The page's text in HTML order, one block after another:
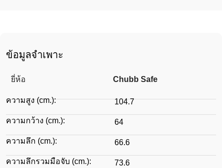
ข้อมูลจำเพาะ
ยี่ห้อ Chubb Safe
ความสูง (cm.): 104.7
ความกว้าง (cm.): 64
ความลึก (cm.): 66.6
ความลึกรวมมือจับ (cm.): 73.6